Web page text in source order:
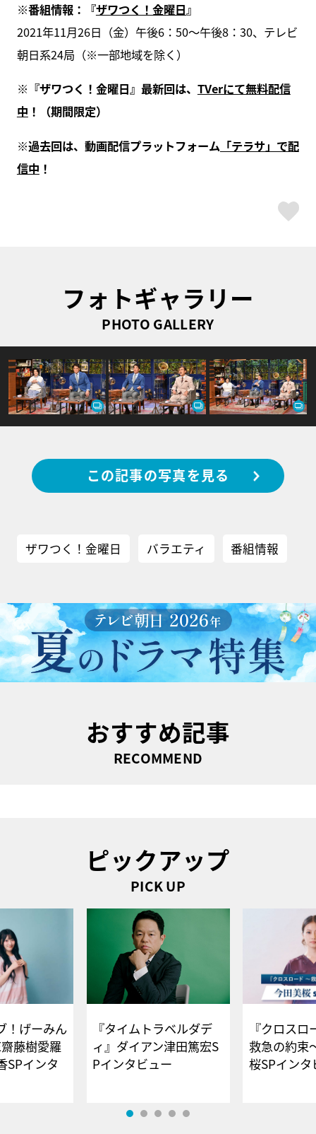
※番組情報：『ザワつく！金曜日』
2021年11月26日（金）午後6：50～午後8：30、テレビ
朝日系24局（※一部地域を除く）
※『ザワつく！金曜日』最新回は、 TVerにて無料配信
中 ！（期間限定）
※過去回は、動画配信プラットフォーム 「テラサ」で配
信中 ！
フォトギャラリー
PHOTO GALLERY
この記事の写真を見る
ザワつく！金曜日 バラエティ 番組情報
おすすめ記事
RECOMMEND
ピックアップ
PICK UP
！げーみん
藤樹愛羅
SPインタ
『タイムトラベルダデ
ィ』ダイアン津田篤宏S
Pインタビュー
『クロス
救急の約束
桜SPイ